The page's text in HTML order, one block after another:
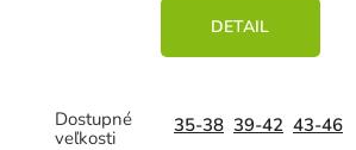
DETAIL
35-38 39-42 43-46